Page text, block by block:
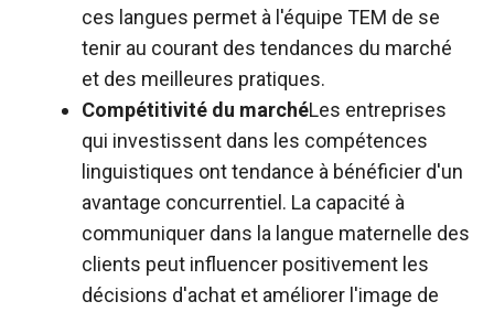
ces langues permet à l'équipe TEM de se
tenir au courant des tendances du marché
et des meilleures pratiques.
Compétitivité du marchéLes entreprises
qui investissent dans les compétences
linguistiques ont tendance à bénéficier d'un
avantage concurrentiel. La capacité à
communiquer dans la langue maternelle des
clients peut influencer positivement les
décisions d'achat et améliorer l'image de